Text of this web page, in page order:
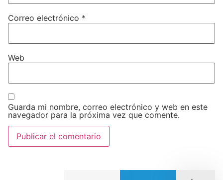
Correo electrónico *
Web
Guarda mi nombre, correo electrónico y web en este
navegador para la próxima vez que comente.